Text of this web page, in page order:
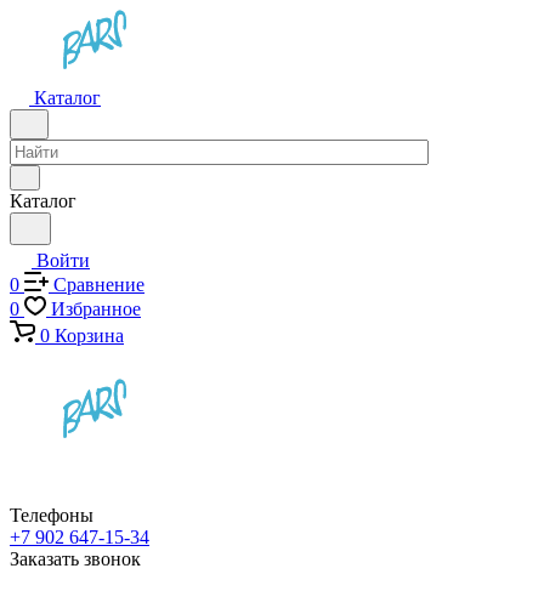
Каталог
Каталог
Войти
0
Сравнение
0
Избранное
0 Корзина
Телефоны
+7 902 647-15-34
Заказать звонок